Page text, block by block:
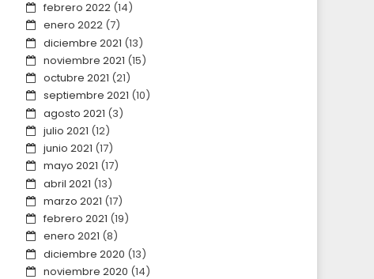
febrero 2022(14)
enero 2022(7)
diciembre 2021 (13)
noviembre 2021 (15)
octubre 2021 (21)
septiembre 2021 (10)
agosto 2021 (3)
julio 2021 (12)
junio 2021 (17)
mayo 2021 (17)
abril 2021 (13)
marzo 2021 (17)
febrero 2021 (19)
enero 2021 (8)
diciembre 2020 (13)
noviembre 2020 (14)